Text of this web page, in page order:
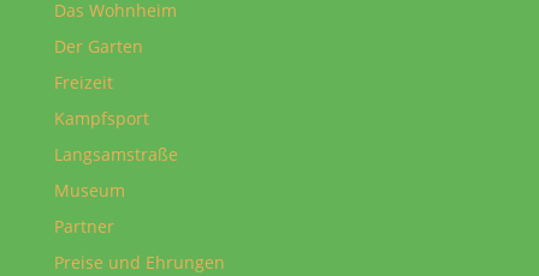
Das Wohnheim
Der Garten
Freizeit
Kampfsport
Langsamstraße
Museum
Partner
Preise und Ehrungen